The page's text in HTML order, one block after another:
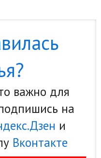
важно для
на
и
Вконтакте